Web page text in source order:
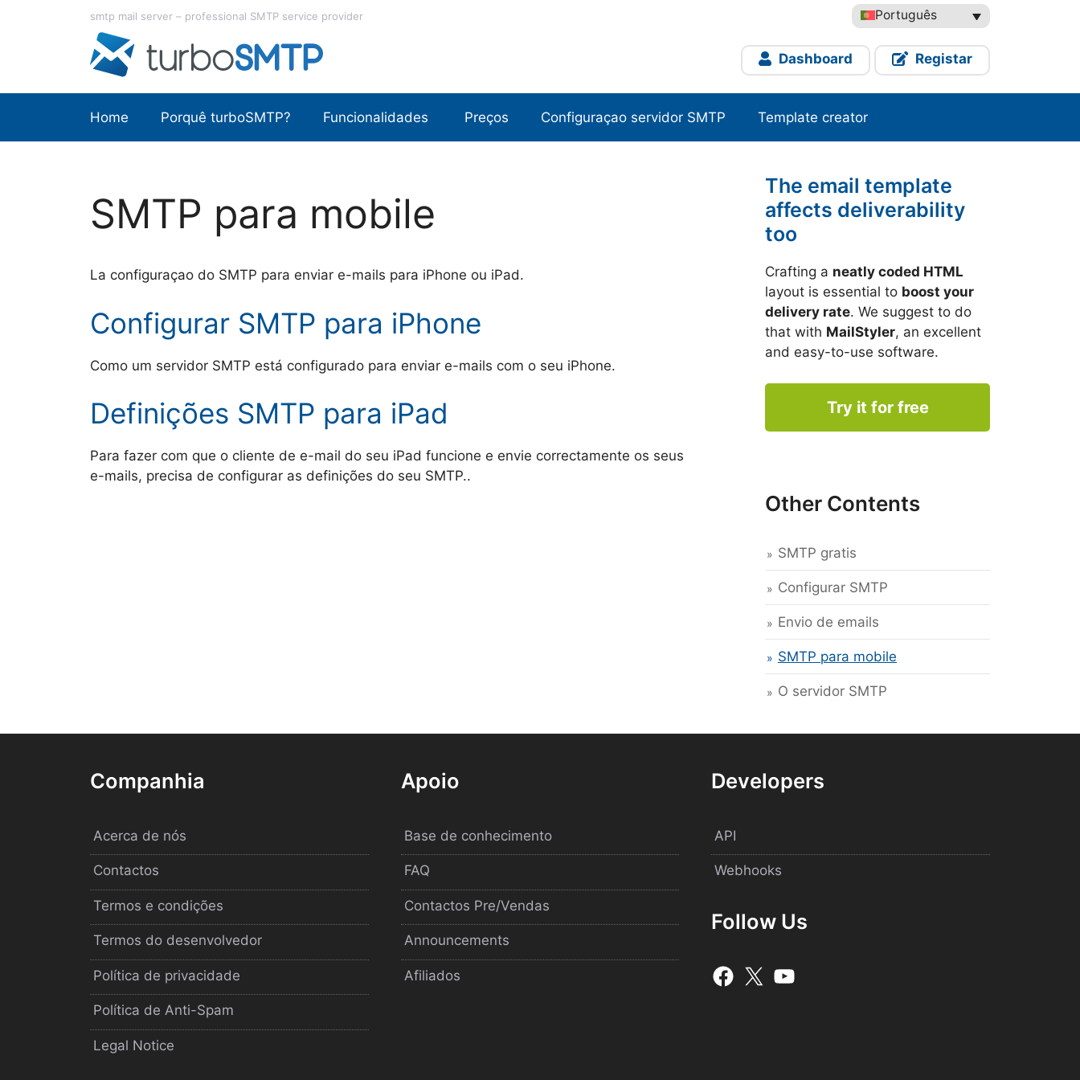
Português
smtp mail server – professional SMTP service provider
Dashboard Registar
Home Porquê turboSMTP? Funcionalidades Preços Configuraçao servidor SMTP Template creator
SMTP para mobile
La configuraçao do SMTP para enviar e-mails para iPhone ou iPad.
Configurar SMTP para iPhone
Como um servidor SMTP está configurado para enviar e-mails com o seu iPhone.
Definições SMTP para iPad
Para fazer com que o cliente de e-mail do seu iPad funcione e envie correctamente os seus
e-mails, precisa de configurar as definições do seu SMTP..
The email template
affects deliverability
too
Crafting a neatly coded HTML
layout is essential to boost your
delivery rate. We suggest to do
that with MailStyler, an excellent
and easy-to-use software.
Try it for free
Other Contents
SMTP gratis
Configurar SMTP
Envio de emails
SMTP para mobile
O servidor SMTP
Companhia
Acerca de nós
Contactos
Termos e condições
Termos do desenvolvedor
Política de privacidade
Política de Anti-Spam
Legal Notice
Apoio
Base de conhecimento
FAQ
Contactos Pre/Vendas
Announcements
Afiliados
Developers
API
Webhooks
Follow Us